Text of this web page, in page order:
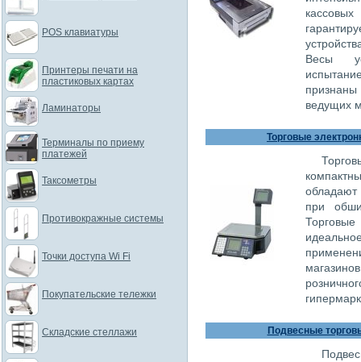
Весы
ведущих
Торговые
обладают
при
Подвесные
POS клавиатуры
Принтеры печати на
пластиковых картах
Ламинаторы
Терминалы по приему
платежей
Таксометры
Противокражные системы
Точки доступа Wi Fi
Покупательские тележки
Складские стеллажи